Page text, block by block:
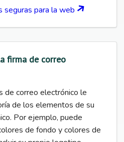
seguras para la web
firma de correo
de correo electrónico le
de los elementos de su
Por ejemplo, puede
de fondo y colores de